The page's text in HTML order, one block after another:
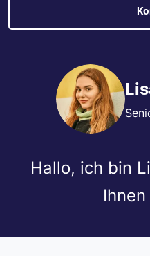
Hallo, ich bin